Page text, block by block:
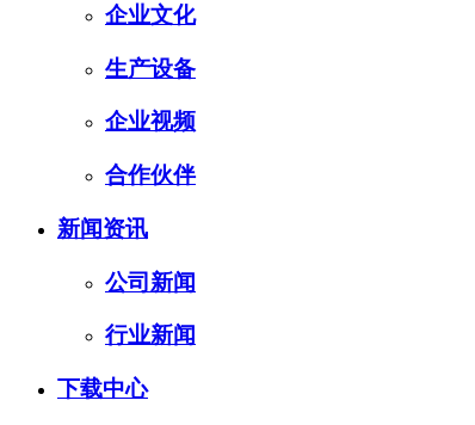
企业文化
生产设备
企业视频
合作伙伴
新闻资讯
公司新闻
行业新闻
下载中心